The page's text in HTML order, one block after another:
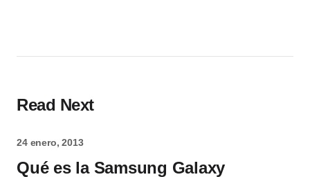
Read Next
24 enero, 2013
Qué es la Samsung Galaxy